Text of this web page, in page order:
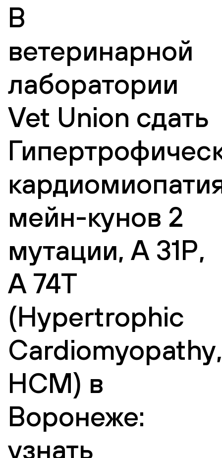
В
ветеринарной
лаборатории
Vet Union сдать
мейн-кунов 2
мутации, А 31Р,
А 74Т
(Hypertrophic
Сardiomyopathy,
HCM) в
Воронеже:
узнать